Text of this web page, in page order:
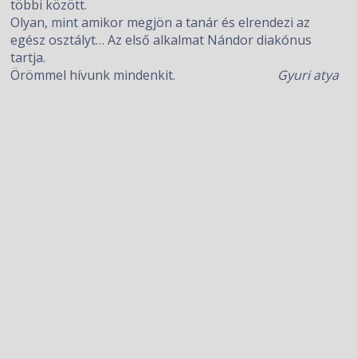
többi között.
Olyan, mint amikor megjön a tanár és elrendezi az
egész osztályt… Az első alkalmat Nándor diakónus
tartja.
Örömmel hívunk mindenkit. Gyuri atya